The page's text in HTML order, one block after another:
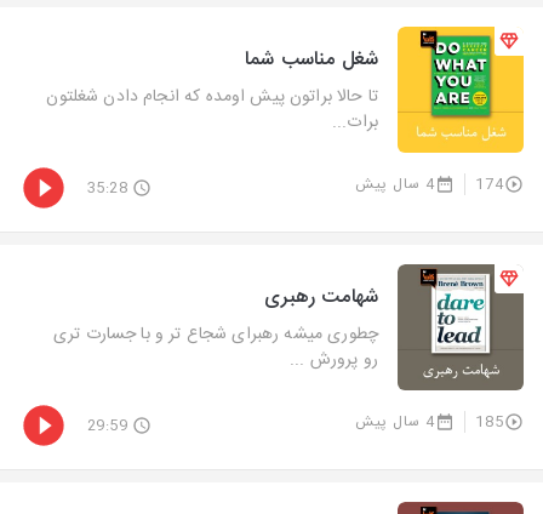
شغل مناسب شما
تا حالا براتون پیش اومده که انجام دادن شغلتون
برات...
174 4 سال پیش 35:28
شهامت رهبری
چطوری میشه رهبرای شجاع تر و با جسارت تری
رو پرورش ...
185 4 سال پیش 29:59